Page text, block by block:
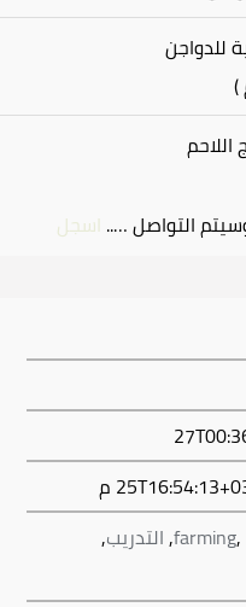
)
التواصل ….. اسجل
farming,
,التدريب,